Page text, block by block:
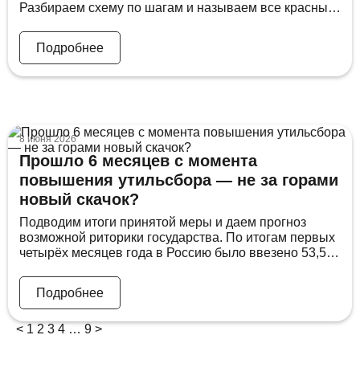
Разбираем схему по шагам и называем все красные
отечественных машинах. Нашёл Audi Q5 2022 года в
Телеграм-канале с 12 000 подписчиков. Проверил
компанию, подписал договор, изучил документы. И
Подробнее
8 июня 2026
Прошло 6 месяцев с момента
повышения утильсбора — не за горами
новый скачок?
Подводим итоги принятой меры и даем прогноз
возможной риторики государства. По итогам первых
четырёх месяцев года в Россию было ввезено 53,5
сравнению с аналогичным периодом прошлого года.
При этом около 70% всех ввезённых машин
произведены в Китае. Лидеры импорта Лидером по
объёму поставок остаётся Toyota (9,2 тысячи […]
Подробнее
< 1 2 3 4 … 9 >